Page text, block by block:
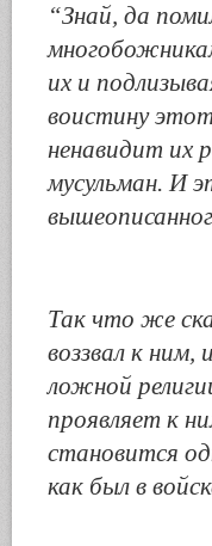
“Знай, да
их и
воистину
ненавидит их
мусульман. И
Так что же
воззвал к ним,
ложной
проявляет к
становится
как был в